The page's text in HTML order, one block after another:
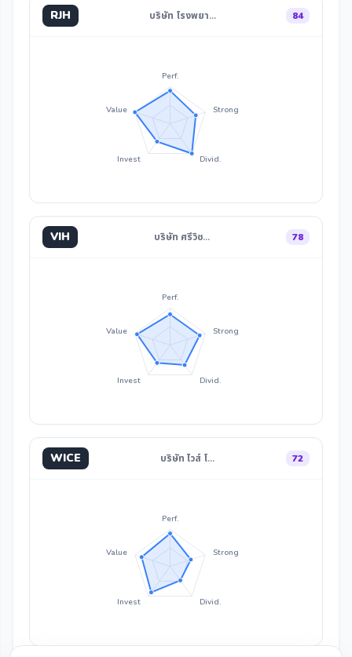
RJH บริษัท โรงพยา… 84
Perf.
Strong
Divid.
Invest
Value
VIH บริษัท ศรีวิช… 78
Perf.
Strong
Divid.
Invest
Value
WICE บริษัท ไวส์ โ… 72
Perf.
Strong
Divid.
Invest
Value